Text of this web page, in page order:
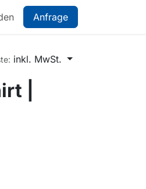
Anfrage
inkl. MwSt.
|